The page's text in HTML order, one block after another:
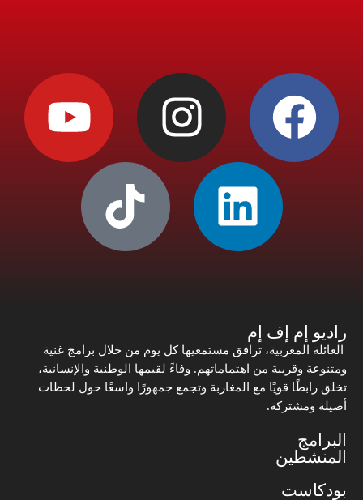
راديو إم إف إم
العائلة المغربية، ترافق مستمعيها كل يوم من خلال برامج غنية
ومتنوعة وقريبة من اهتماماتهم. وفاءً لقيمها الوطنية والإنسانية،
تخلق رابطًا قويًا مع المغاربة وتجمع جمهورًا واسعًا حول لحظات
أصيلة ومشتركة.
البرامج
المنشطين
بودكاست